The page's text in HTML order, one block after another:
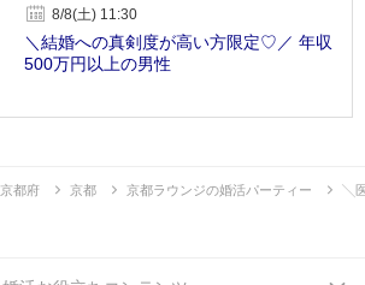
8/8(土) 11:30
＼結婚への真剣度が高い方限定♡／ 年収
500万円以上の男性
京都府 京都 京都ラウンジの婚活パーティー ╲